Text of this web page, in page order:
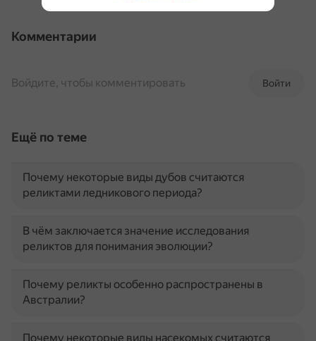
Комментарии
Войти
Войдите, чтобы комментировать
Ещё по теме
Почему некоторые виды дубов считаются
реликтами ледникового периода?
В чём заключается значение исследования
реликтов для понимания эволюции?
Почему реликты особенно распространены в
Австралии?
Почему некоторые виды насекомых считаются